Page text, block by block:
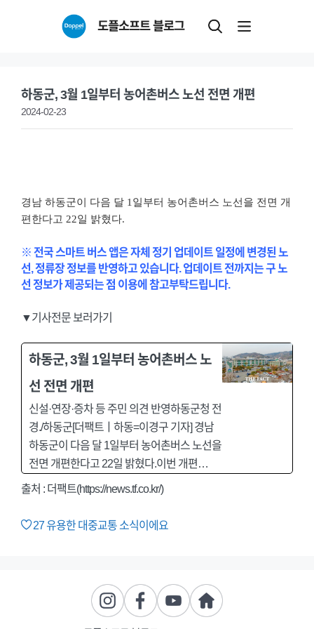
도플소프트 블로그
하동군, 3월 1일부터 농어촌버스 노선 전면 개편
2024-02-23
경남 하동군이 다음 달 1일부터 농어촌버스 노선을 전면 개
편한다고 22일 밝혔다.
※ 전국 스마트 버스 앱은 자체 정기 업데이트 일정에 변경된 노
선, 정류장 정보를 반영하고 있습니다. 업데이트 전까지는 구 노
선 정보가 제공되는 점 이용에 참고부탁드립니다.
▼기사전문 보러가기
하동군, 3월 1일부터 농어촌버스 노
선 전면 개편
신설·연장·증차 등 주민 의견 반영하동군청 전
경./하동군[더팩트ㅣ하동=이경구 기자] 경남
하동군이 다음 달 1일부터 농어촌버스 노선을
전면 개편한다고 22일 밝혔다.이번 개편…
출처 : 더팩트(https://news.tf.co.kr/)
27유용한 대중교통 소식이에요